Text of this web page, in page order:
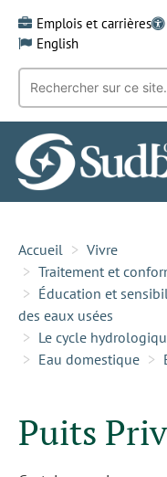
content
Emplois et carrières
English
Recherche
mot-
clé:
Accueil
Vivre
Traitement et
Éducation et
des eaux usées
Le cycle
Eau domestique
Puits